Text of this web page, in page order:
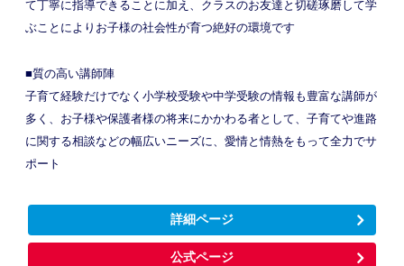
て丁寧に指導できることに加え、クラスのお友達と切磋琢磨して学
ぶことによりお子様の社会性が育つ絶好の環境です
■質の高い講師陣
子育て経験だけでなく小学校受験や中学受験の情報も豊富な講師が
多く、お子様や保護者様の将来にかかわる者として、子育てや進路
に関する相談などの幅広いニーズに、愛情と情熱をもって全力でサ
ポート
詳細ページ
公式ページ